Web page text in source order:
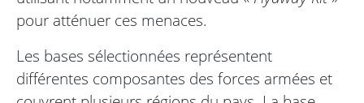
pour atténuer ces menaces.
Les bases sélectionnées représentent
différentes composantes des forces armées et